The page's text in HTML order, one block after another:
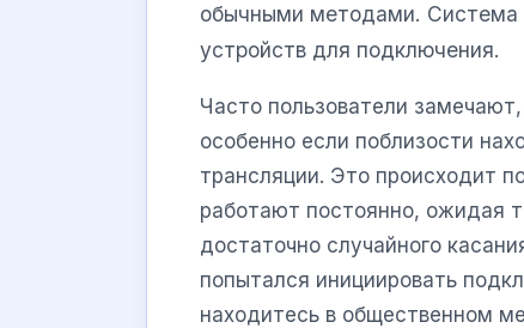
обычными методами. Система
устройств для подключения.
Часто пользователи
особенно если поблизости
трансляции. Это происходит
работают постоянно, ожидая
достаточно случайного
попытался инициировать
находитесь в общественном